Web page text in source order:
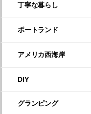
丁寧な暮らし
ポートランド
アメリカ西海岸
DIY
グランピング